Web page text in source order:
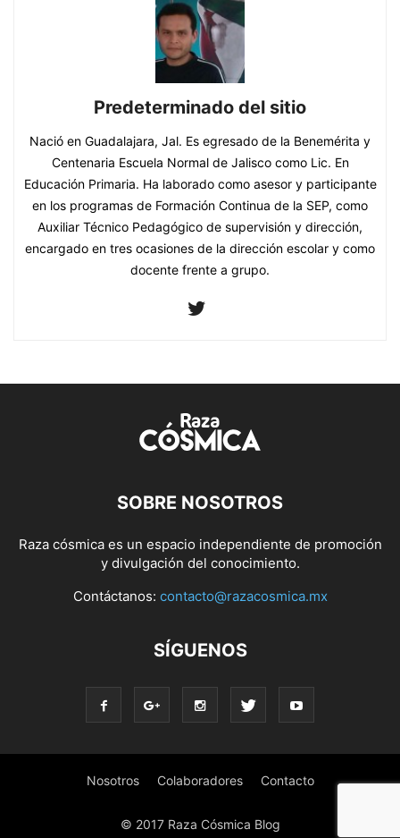
Predeterminado del sitio
Nació en Guadalajara, Jal. Es egresado de la Benemérita y
Centenaria Escuela Normal de Jalisco como Lic. En
Educación Primaria. Ha laborado como asesor y participante
en los programas de Formación Continua de la SEP, como
Auxiliar Técnico Pedagógico de supervisión y dirección,
encargado en tres ocasiones de la dirección escolar y como
docente frente a grupo.
SOBRE NOSOTROS
Raza cósmica es un espacio independiente de promoción
y divulgación del conocimiento.
Contáctanos: contacto@razacosmica.mx
SÍGUENOS
Nosotros Colaboradores Contacto
© 2017 Raza Cósmica Blog